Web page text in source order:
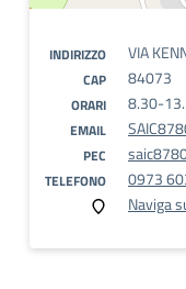
INDIRIZZO VIA
CAP 84073
ORARI 8.30-
EMAIL
PEC
TELEFONO
0973
Naviga